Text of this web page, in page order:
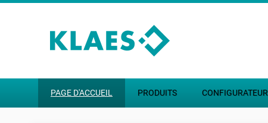
Passer pour aller au contenu principal
PAGE D'ACCUEIL PRODUITS CONFIGURATEUR